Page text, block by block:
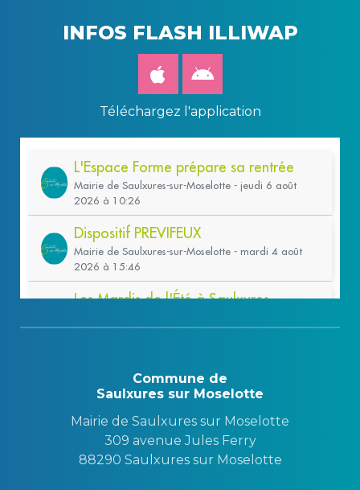
INFOS FLASH ILLIWAP
Téléchargez l'application
Commune de
Saulxures sur Moselotte
Mairie de Saulxures sur Moselotte
309 avenue Jules Ferry
88290 Saulxures sur Moselotte